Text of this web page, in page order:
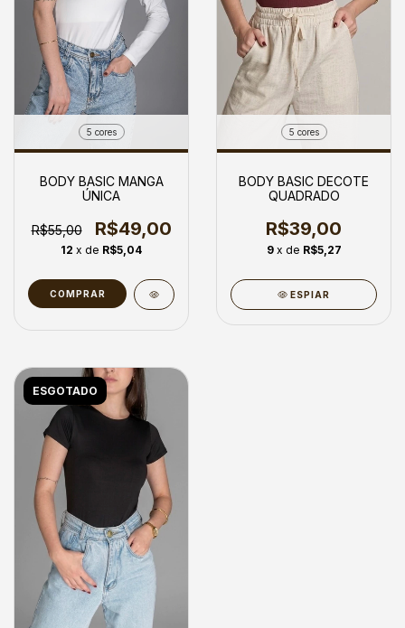
5 cores
BODY BASIC MANGA
ÚNICA
R$55,00 R$49,00
12 x de R$5,04
COMPRAR
5 cores
BODY BASIC DECOTE
QUADRADO
R$39,00
9 x de R$5,27
ESPIAR
ESGOTADO